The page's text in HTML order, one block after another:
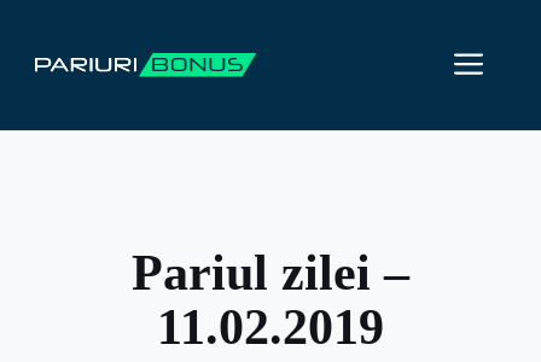
conținut
Pariul zilei –
11.02.2019